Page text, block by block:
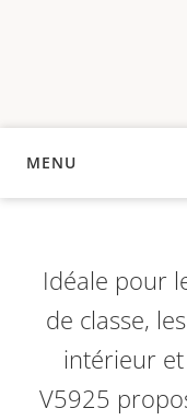
MENU
APERÇU
Idéale pour
de classe,
intérieur et
V5925